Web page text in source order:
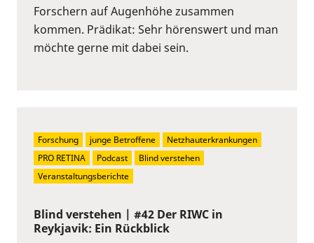
Forschern auf Augenhöhe zusammen
kommen. Prädikat: Sehr hörenswert und man
möchte gerne mit dabei sein.
Blind verstehen | #42 Der RIWC in
Reykjavik: Ein Rückblick
Forschung junge Betroffene
Netzhauterkrankungen
PRO RETINA
Podcast
Blind verstehen
Veranstaltungsberichte